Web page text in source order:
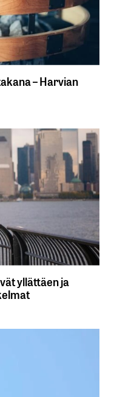
– Harvian
yllättäen ja